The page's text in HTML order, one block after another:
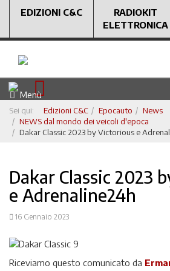
EDIZIONI C&C
RADIOKIT
ELETTRONICA
Menù
Sei qui: Edizioni C&C Epocauto
News
NEWS dal mondo dei veicoli d'epoca
Dakar Classic 2023 by Victorious e
Dakar Classic 2023
e Adrenaline24h
16 Gennaio 2023
Riceviamo questo comunicato da